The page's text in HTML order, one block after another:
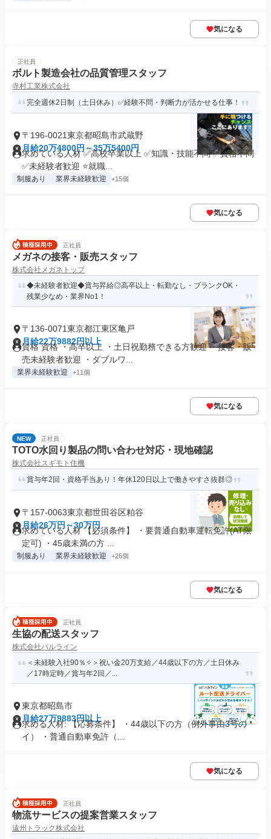
気になる
正社員
ボルト製造会社の品質管理スタッフ
寺村工業株式会社
完全週休2日制（土日休み）✅経験不問・判断力が活かせる仕事！
〒196-0021東京都昭島市武蔵野
月給20万4800円～35万5400円
求めている人材 ✅高校卒業以上 ✅知識・技能不問 ✅資格不問
✅未経験者歓迎 ⭐就職...
制服あり 業界未経験歓迎 +15個
気になる
正社員
メガネの接客・販売スタッフ
株式会社メガネトップ
◆未経験者歓迎◆賞与昇給◎高卒以上・転勤なし・ブランクOK・
残業少なめ・業界No1！
〒136-0071東京都江東区亀戸
月給22万9882円以上
資格 資格 ・高卒以上 ・土日祝勤務できる方歓迎 ・接客・販
売未経験者歓迎 ・ダブルワ...
業界未経験歓迎 +11個
気になる
NEW 正社員
TOTO水回り製品の問い合わせ対応・現地確認
株式会社スギモト住機
賞与年2回・資格手当あり！年休120日以上で働きやすさ抜群◎
〒157-0063東京都世田谷区粕谷
月給26万円～30万円
求めている人材 【必須条件】 ・要普通自動車運転免許(AT限
定可) ・45歳未満の方 ...
制服あり 業界未経験歓迎 +26個
気になる
正社員
生協の配送スタッフ
株式会社パルライン
＜未経験入社90％✧＞祝い金20万支給／44歳以下の方／土日休み
／17時定時／賞与年2回／...
東京都昭島市
月給27万9883円以上
求める人材: 【応募条件】 ・44歳以下の方（例外事由3号の
イ） ・普通自動車免許（...
気になる
正社員
物流サービスの提案営業スタッフ
遠州トラック株式会社